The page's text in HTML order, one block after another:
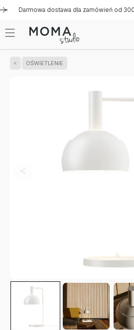
dostawa dla zamówień od 300 zł
OŚWIETLENIE